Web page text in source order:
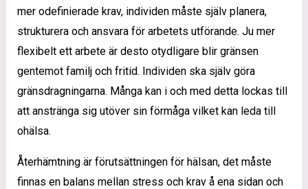
mer odefinierade krav, individen måste själv planera,
strukturera och ansvara för arbetets utförande. Ju mer
flexibelt ett arbete är desto otydligare blir gränsen
gentemot familj och fritid. Individen ska själv göra
gränsdragningarna. Många kan i och med detta lockas till
att anstränga sig utöver sin förmåga vilket kan leda till
ohälsa.
Återhämtning är förutsättningen för hälsan, det måste
finnas en balans mellan stress och krav å ena sidan och